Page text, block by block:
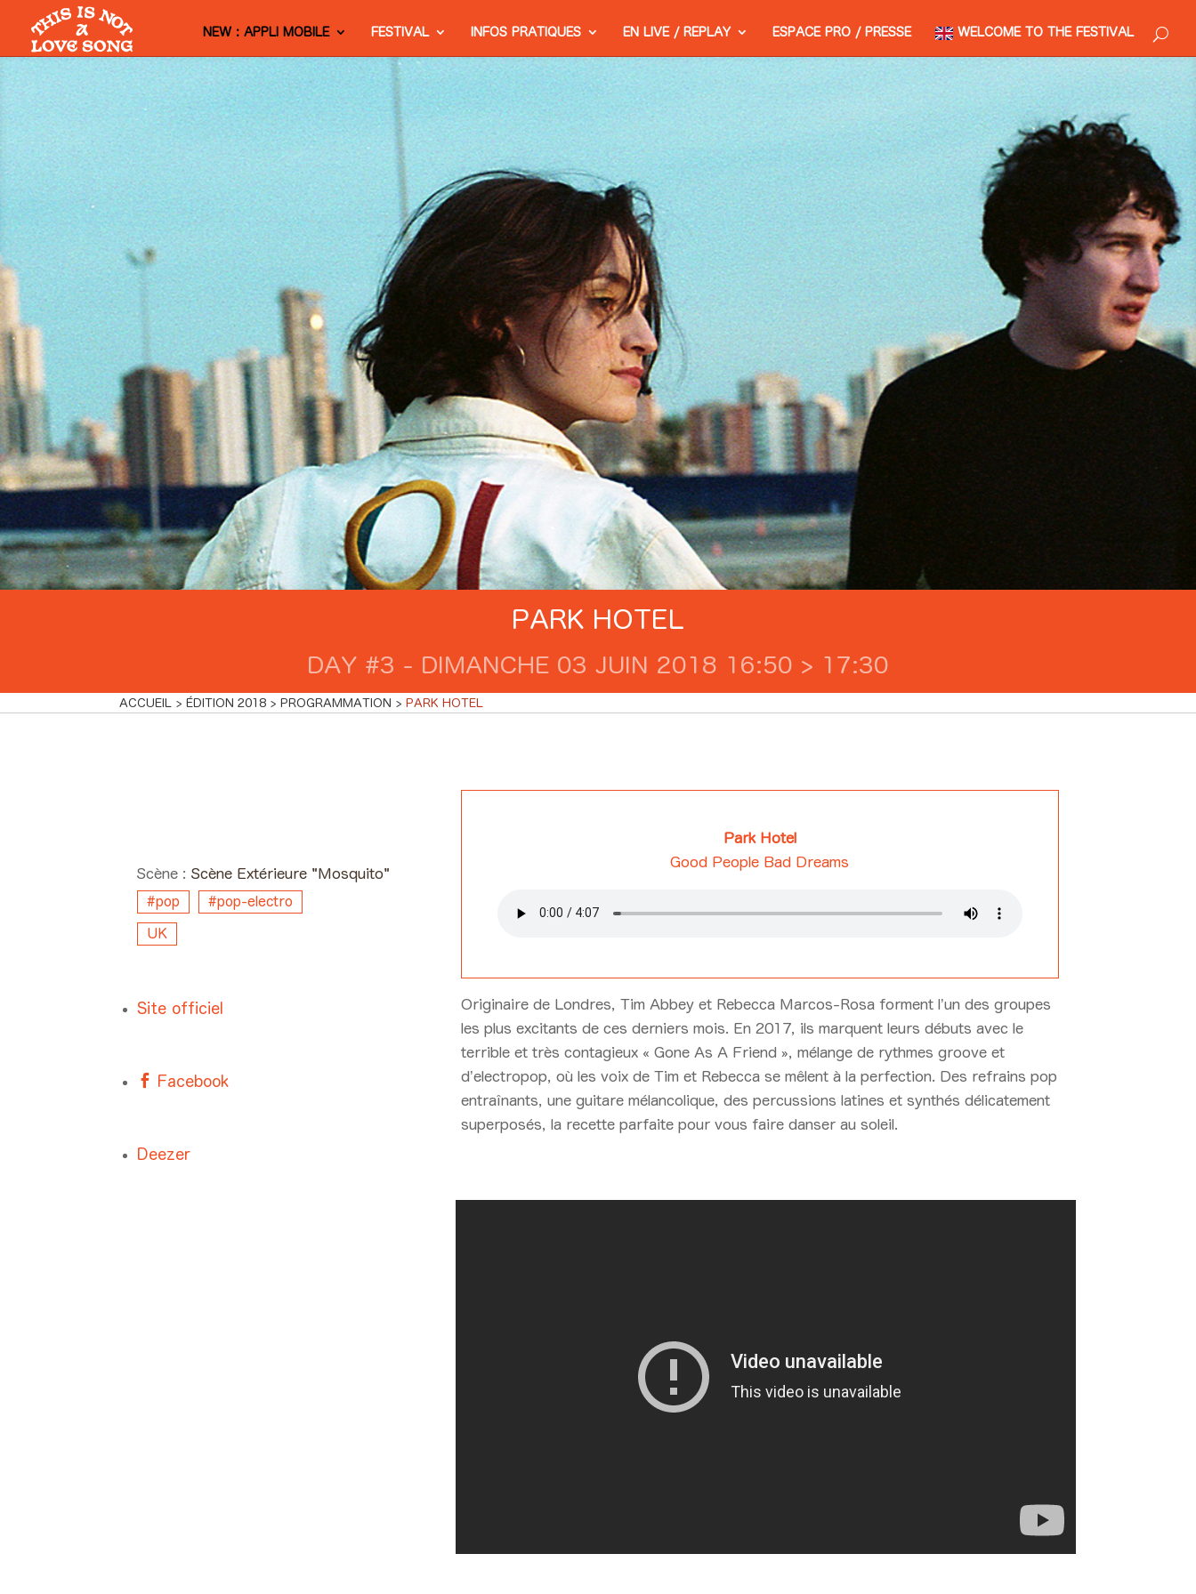
NEW : APPLI MOBILE FESTIVAL INFOS PRATIQUES EN LIVE / REPLAY ESPACE PRO / PRESSE WELCOME TO THE FESTIVAL
PARK HOTEL
DAY #3 - DIMANCHE 03 JUIN 2018 16:50 > 17:30
ACCUEIL ÉDITION 2018 PROGRAMMATION PARK HOTEL
Scène :Scène Extérieure "Mosquito"
#pop #pop-electro
UK
Site officiel
Facebook
Deezer
Park Hotel
Good People Bad Dreams
Originaire de Londres, Tim Abbey et Rebecca Marcos-Rosa forment l’un des groupes
les plus excitants de ces derniers mois. En 2017, ils marquent leurs débuts avec le
terrible et très contagieux « Gone As A Friend », mélange de rythmes groove et
d’electropop, où les voix de Tim et Rebecca se mêlent à la perfection. Des refrains pop
entraînants, une guitare mélancolique, des percussions latines et synthés délicatement
superposés, la recette parfaite pour vous faire danser au soleil.